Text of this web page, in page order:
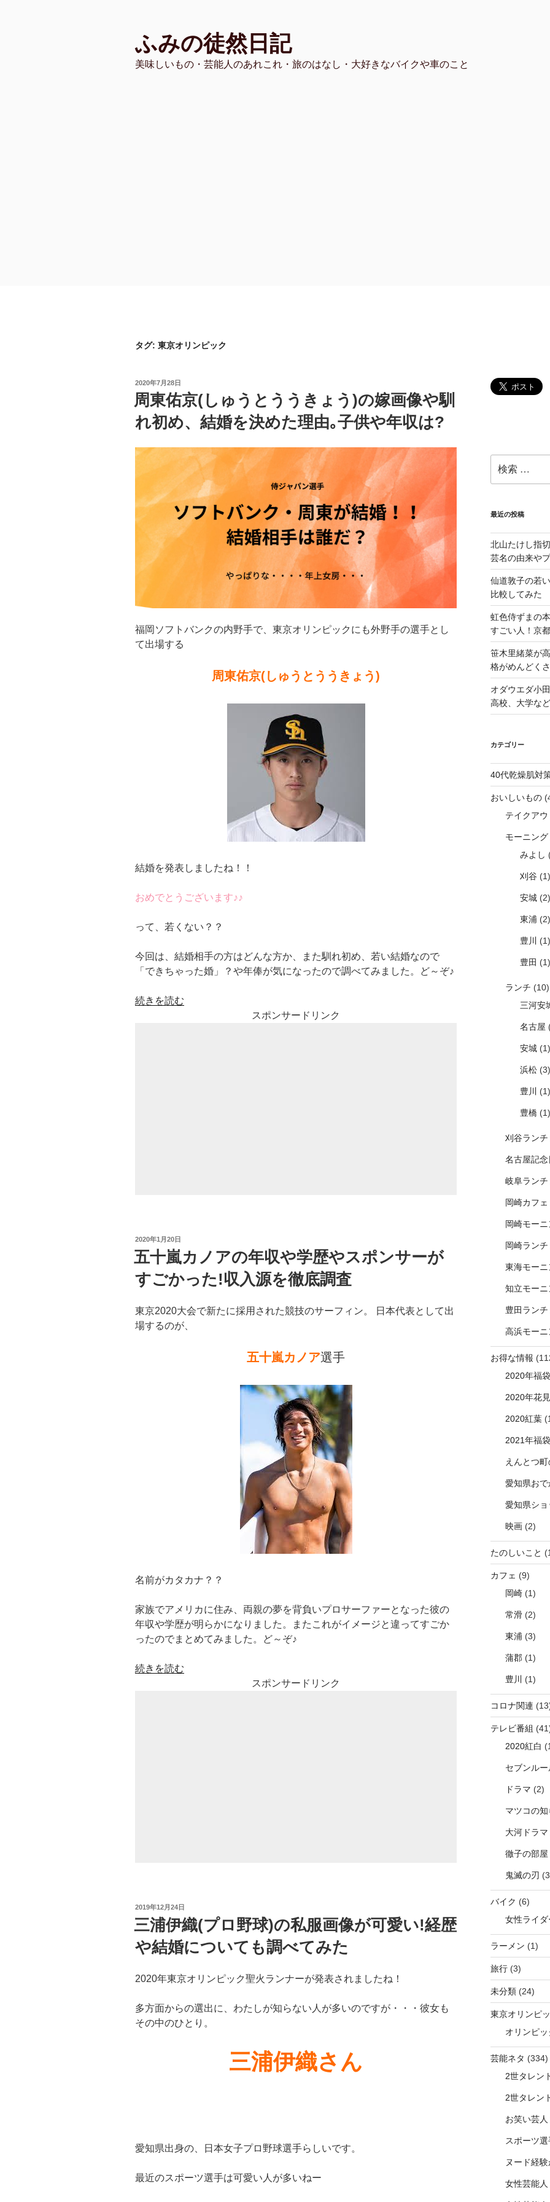
ふみの徒然日記
美味しいもの・芸能人のあれこれ・旅のはなし・大好きなバイクや車のこと
タグ: 東京オリンピック
投
稿
日:
2020年7月28日
周東佑京(しゅうとううきょう)の嫁画像や馴
れ初め、結婚を決めた理由｡子供や年収は?
福岡ソフトバンクの内野手で、東京オリンピックにも外野手の選手とし
て出場する
周東佑京(しゅうとううきょう)
結婚を発表しましたね！！
おめでとうございます♪♪
って、若くない？？
今回は、結婚相手の方はどんな方か、また馴れ初め、若い結婚なので
「できちゃった婚」？や年俸が気になったので調べてみました。ど～ぞ♪
“周
像
や
馴
れ
め、
結
続きを読む
スポンサードリンク
投
稿
日:
2020年1月20日
五十嵐カノアの年収や学歴やスポンサーが
すごかった!収入源を徹底調査
東京2020大会で新たに採用された競技のサーフィン。 日本代表として出
場するのが、
五十嵐カノア選手
名前がカタカナ？？
家族でアメリカに住み、両親の夢を背負いプロサーファーとなった彼の
年収や学歴が明らかになりました。またこれがイメージと違ってすごか
ったのでまとめてみました。ど～ぞ♪
“五
サ
ー
が
す
か
た!
収
続きを読む
スポンサードリンク
投
稿
日:
2019年12月24日
三浦伊織(プロ野球)の私服画像が可愛い!経歴
や結婚についても調べてみた
2020年東京オリンピック聖火ランナーが発表されましたね！
多方面からの選出に、わたしが知らない人が多いのですが・・・彼女も
その中のひとり。
三浦伊織さん
愛知県出身の、日本女子プロ野球選手らしいです。
最近のスポーツ選手は可愛い人が多いねー
索:
最近の投稿
北山たけし指
芸名の由来や
仙道敦子の若
比較してみた
虹色侍ずまの
すごい人！京
笹木里緒菜が
格がめんどく
オダウエダ小
高校、大学な
カテゴリー
40代乾燥肌対
おいしいもの
テイクアウ
モーニング
みよし
刈谷(1)
安城(2)
東浦 (2)
豊川 (1)
豊田 (1)
ランチ (10)
三河安
名古屋
安城(1)
浜松(3)
豊川 (1)
豊橋(1)
刈谷ランチ
名古屋記
岐阜ランチ
岡崎カフェ
岡崎モー
岡崎ランチ
東海モーニ
知立モーニ
豊田ランチ
高浜モーニ
お得な情報
2020年福袋
2020年花見
2020紅葉
2021年福袋
えんとつ
愛知県おで
愛知県シ
映画(2)
たのしいこと
カフェ (9)
岡崎(1)
常滑(2)
東浦 (3)
蒲郡(1)
豊川 (1)
コロナ関連
テレビ番組
2020紅白
セブンルー
ドラマ (2)
マツコの
大河ドラマ
徹子の部屋
鬼滅の刃
バイク (6)
女性ライダ
ラーメン (1)
旅行(3)
未分類(24)
東京オリンピ
オリンピ
芸能ネタ (334)
2世タレン
2世タレン
お笑い芸人
スポーツ選
ヌード経
女性芸能人